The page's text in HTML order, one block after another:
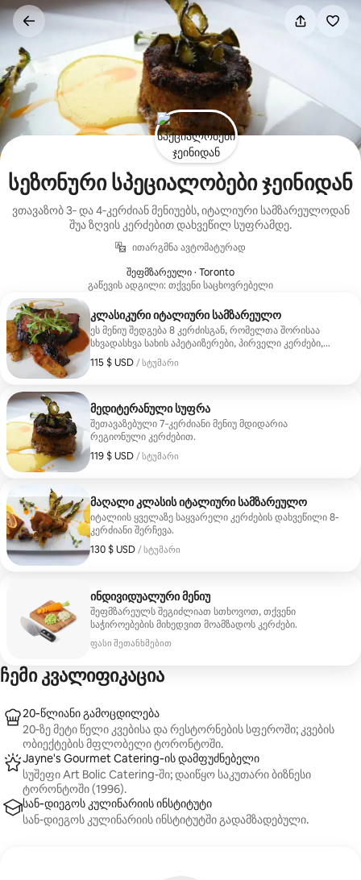
კონტენტზე
გადასვლა
სეზონური სპეციალობები ჯეინიდან
ვთავაზობ 3‑ და 4‑კერძიან მენიუებს, იტალიური სამზარეულოდან
შუა ზღვის კერძებით დახვეწილ სუფრამდე.
ითარგმნა ავტომატურად
შეფმზარეული · Toronto
გაწევის ადგილი: თქვენი საცხოვრებელი
კლასიკური იტალიური სამზარეულო
ეს მენიუ შედგება 8 კერძისგან, რომელთა შორისაა
სხვადასხვა სახის აპეტაიზერები, პირველი კერძები,
ძირითადი კერძები და დესერტები.
115 $ USD / სტუმარი
115 $ USD, სტუმარზე
მედიტერანული სუფრა
შეთავაზებული 7‑კერძიანი მენიუ მდიდარია
რეგიონული კერძებით.
119 $ USD / სტუმარი
119 $ USD, სტუმარზე
მაღალი კლასის იტალიური სამზარეულო
იტალიის ყველაზე საყვარელი კერძების დახვეწილი 8-
კერძიანი შერჩევა.
130 $ USD / სტუმარი
130 $ USD, სტუმარზე
ინდივიდუალური მენიუ
შეფმზარეულს შეგიძლიათ სთხოვოთ, თქვენი
საჭიროებების მიხედვით მოამზადოს კერძები.
ფასი შეთანხმებით
ჩემი კვალიფიკაცია
20‑წლიანი გამოცდილება
20‑ზე მეტი წელი კვებისა და რესტორნების სფეროში; კვების
ობიექტების მფლობელი ტორონტოში.
Jayne's Gourmet Catering‑ის დამფუძნებელი
სუშეფი Art Bolic Catering-ში; დაიწყო საკუთარი ბიზნესი
ტორონტოში (1996).
სან‑დიეგოს კულინარიის ინსტიტუტი
სან-დიეგოს კულინარიის ინსტიტუტში გადამზადებული.